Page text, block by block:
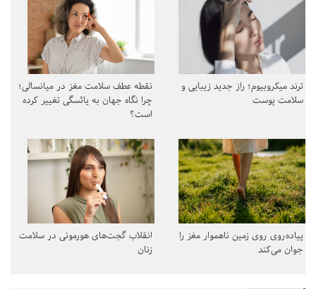
ترند میکروبیوم؛ راز جدید زیبایی و
سلامت پوست
نقطه عطف سلامت مغز در میانسالی؛
چرا نگاه جهان به یائسگی تغییر کرده
است؟
پیاده‌روی روی زمین ناهموار مغز را
جوان می‌کند
انقلاب گجت‌های هورمونی در سلامت
زنان